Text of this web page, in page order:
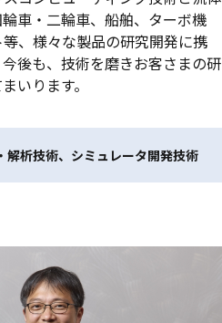
車・二輪車、船舶、ターボ機
、様々な製品の研究開発に携
後も、技術を磨きお客さまの研
いります。
解析技術、シミュレータ開発技術